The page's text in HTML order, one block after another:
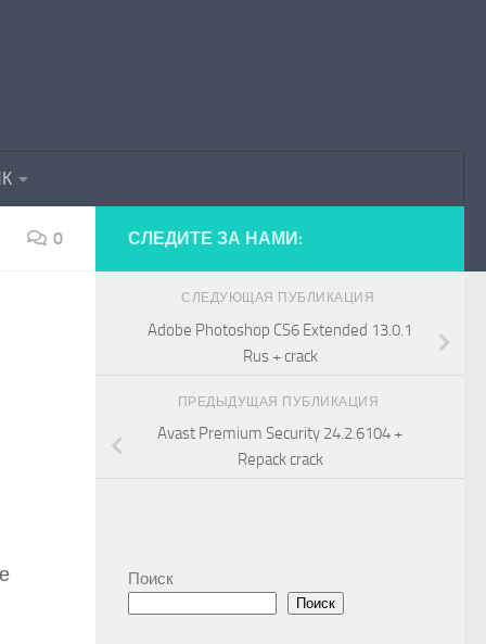
0 СЛЕДИТЕ ЗА НАМИ:
СЛЕДУЮЩАЯ ПУБЛИКАЦИЯ
Adobe Photoshop CS6 Extended 13.0.1
Rus + crack
ПРЕДЫДУЩАЯ ПУБЛИКАЦИЯ
Avast Premium Security 24.2.6104 +
Repack crack
Поиск
Поиск